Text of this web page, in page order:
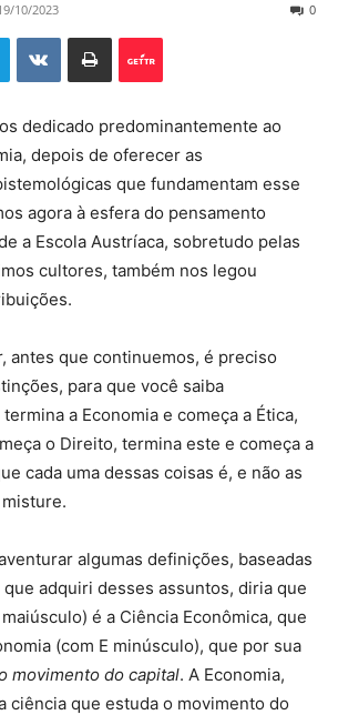
10/2023 0
dedicado predominantemente ao
depois de oferecer as
que fundamentam esse
agora à esfera do pensamento
a Escola Austríaca, sobretudo pelas
cultores, também nos legou
antes que continuemos, é preciso
para que você saiba
a Economia e começa a Ética,
o Direito, termina este e começa a
cada uma dessas coisas é, e não as
algumas definições, baseadas
adquiri desses assuntos, diria que
é a Ciência Econômica, que
(com E minúsculo), que por sua
movimento do capital. A Economia,
ciência que estuda o movimento do